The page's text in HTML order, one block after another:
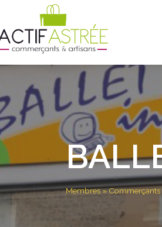
Membres»Commerçants